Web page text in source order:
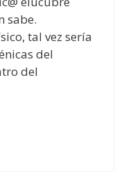
sabe.
tal vez sería
del
del